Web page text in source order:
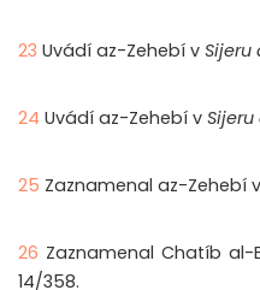
23 Uvádí az-Zehebí v Sijeru
24 Uvádí az-Zehebí v
25 Zaznamenal az-Zehebí v
26 Zaznamenal Chatíb al-
14/358.